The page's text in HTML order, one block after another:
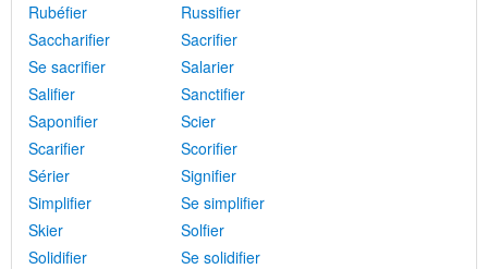
Rubéfier
Russifier
Saccharifier
Sacrifier
Se sacrifier
Salarier
Salifier
Sanctifier
Saponifier
Scier
Scarifier
Scorifier
Sérier
Signifier
Simplifier
Se simplifier
Skier
Solfier
Solidifier
Se solidifier